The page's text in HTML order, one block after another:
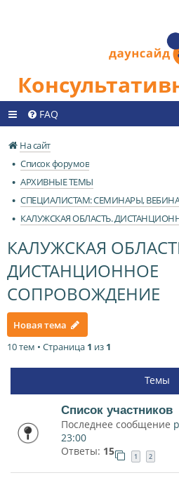
FAQ
На сайт
Список форумов
АРХИВНЫЕ ТЕМЫ
СПЕЦИАЛИСТАМ: СЕМИНАРЫ,
КАЛУЖСКАЯ ОБЛАСТЬ.
КАЛУЖСКАЯ
ДИСТАНЦИОННОЕ
СОПРОВОЖДЕНИЕ
Новая тема
10 тем • Страница 1 из 1
Темы
Список участников
Последнее сообщение
23:00
Ответы: 15 1 2